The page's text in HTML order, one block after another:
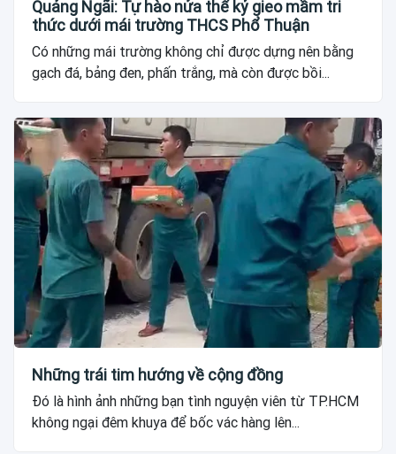
Quảng Ngãi: Tự hào nửa thế kỷ gieo mầm tri
thức dưới mái trường THCS Phổ Thuận
Có những mái trường không chỉ được dựng nên bằng
gạch đá, bảng đen, phấn trắng, mà còn được bồi...
Những trái tim hướng về cộng đồng
Đó là hình ảnh những bạn tình nguyện viên từ TP.HCM
không ngại đêm khuya để bốc vác hàng lên...